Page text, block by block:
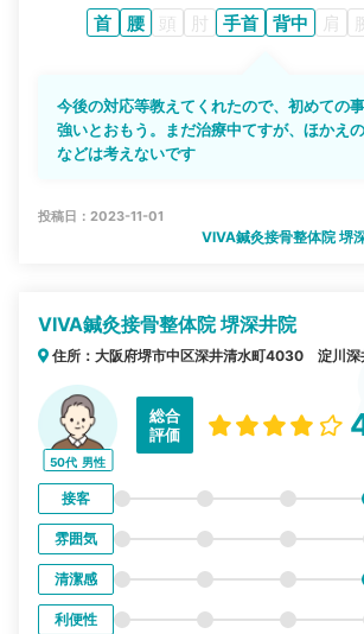
首 腰 頭 肘 手首 背中 肩
今後の対応等教えてくれたので、初めての
強いとおもう。まだ治療中てすが、ほかえ
などは考えないです
投稿日：2023-11-01
VIVA鍼灸接骨整体院 堺
VIVA鍼灸接骨整体院 堺深井院
住所：大阪府堺市中区深井清水町4030 淀川深
50代 男性
総合
評価
接客
雰囲気
清潔感
利便性